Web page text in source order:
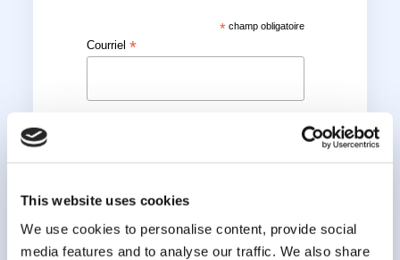
This website uses cookies
We use cookies to personalise content, provide social
media features and to analyse our traffic. We also share
*champ obligatoire
Courriel*
Nom *